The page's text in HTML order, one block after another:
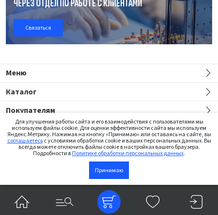
В корзину
ЧЕРЕЗ ОТДЕЛПО РАБОТЕС КЛИЕНТАМИ
Связаться
Меню
Каталог
Покупателям
Сайт предназначен только для медицинских работников
©2026 Institut Straumann AG
Для улучшения работы сайта и его взаимодействия с пользователями мы
используем файлы cookie. Для оценки эффективности сайта мы используем
Яндекс.Метрику. Нажимая на кнопку «Принимаю» или оставаясь на сайте, вы
соглашаетесьс условиями обработки cookie и ваших персональных данных. Вы
всегда можете отключить файлы cookie в настройках вашего браузера.
Подробности вПолитике обработки персональных данных.
Принимаю